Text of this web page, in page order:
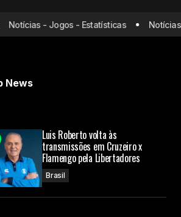
Barcelona-EQU x Corinthians: onde
assistir e prováveis escalações
- Jogos - Estatísticas Notícias -
News
Luis Roberto volta às
transmissões em Cruzeiro x
Flamengo pela Libertadores
Brasil